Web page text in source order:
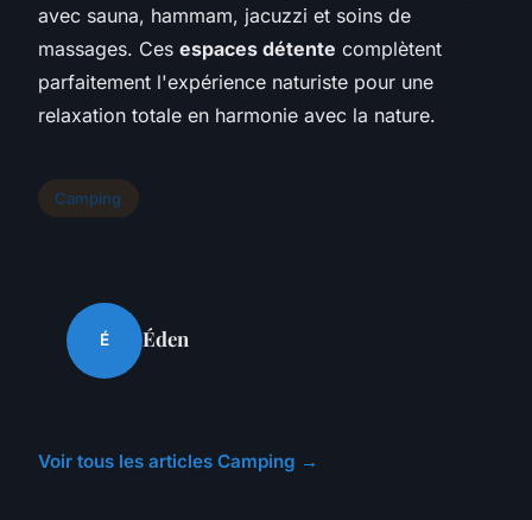
avec sauna, hammam, jacuzzi et soins de
massages. Ces espaces détente complètent
parfaitement l'expérience naturiste pour une
relaxation totale en harmonie avec la nature.
Camping
É Éden
Voir tous les articles Camping →